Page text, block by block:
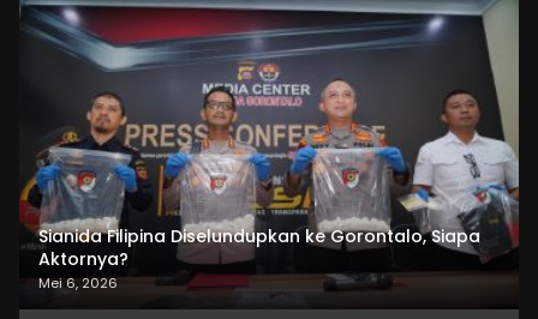
Sianida Filipina Diselundupkan ke Gorontalo, Siapa
Aktornya?
Mei 6, 2026